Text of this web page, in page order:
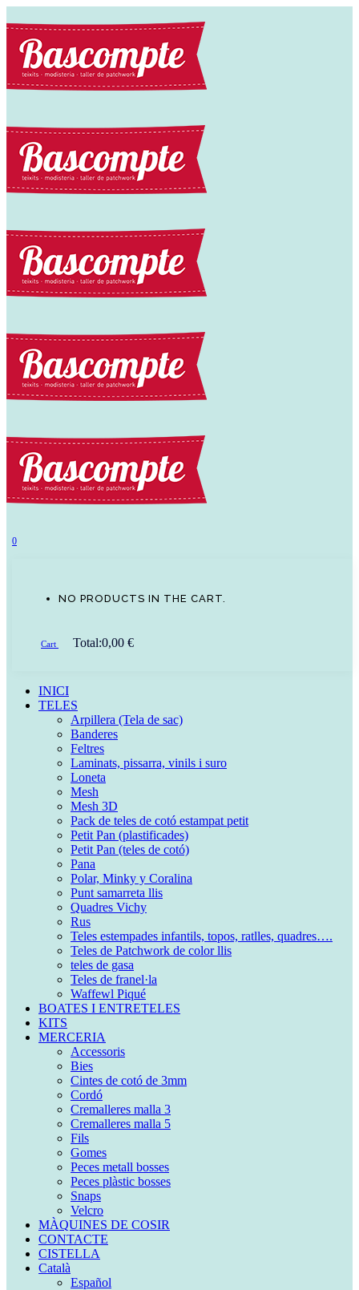
0
NO PRODUCTS IN THE CART.
Cart Total:0,00 €
INICI
TELES
Arpillera (Tela de sac)
Banderes
Feltres
Laminats, pissarra, vinils i suro
Loneta
Mesh
Mesh 3D
Pack de teles de cotó estampat petit
Petit Pan (plastificades)
Petit Pan (teles de cotó)
Pana
Polar, Minky y Coralina
Punt samarreta llis
Quadres Vichy
Rus
Teles estempades infantils, topos, ratlles, quadres….
Teles de Patchwork de color llis
teles de gasa
Teles de franel·la
Waffewl Piqué
BOATES I ENTRETELES
KITS
MERCERIA
Accessoris
Bies
Cintes de cotó de 3mm
Cordó
Cremalleres malla 3
Cremalleres malla 5
Fils
Gomes
Peces metall bosses
Peces plàstic bosses
Snaps
Velcro
MÀQUINES DE COSIR
CONTACTE
CISTELLA
Català
Español